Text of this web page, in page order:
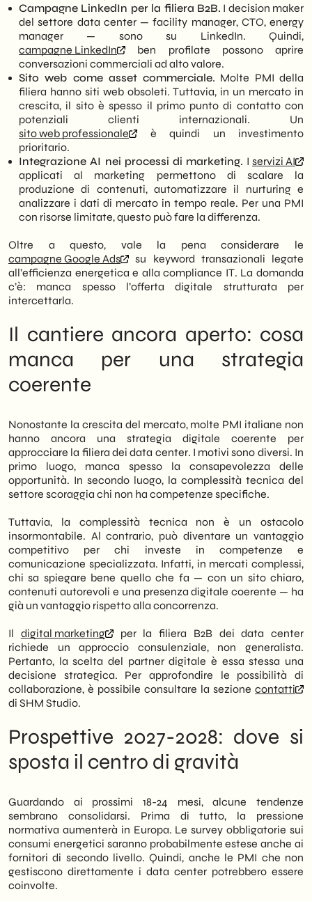
Campagne LinkedIn per la filiera B2B. I decision maker
del settore data center — facility manager, CTO, energy
manager — sono su LinkedIn. Quindi,
campagne LinkedIn
ben profilate possono aprire
conversazioni commerciali ad alto valore.
Sito web come asset commerciale. Molte PMI della
filiera hanno siti web obsoleti. Tuttavia, in un mercato in
crescita, il sito è spesso il primo punto di contatto con
potenziali clienti internazionali. Un
sito web professionale
è quindi un investimento
prioritario.
Integrazione AI nei processi di marketing. Iservizi AI
applicati al marketing permettono di scalare la
produzione di contenuti, automatizzare il nurturing e
analizzare i dati di mercato in tempo reale. Per una PMI
con risorse limitate, questo può fare la differenza.
Oltre a questo, vale la pena considerare le
campagne Google Ads
su keyword transazionali legate
all’efficienza energetica e alla compliance IT. La domanda
c’è: manca spesso l’offerta digitale strutturata per
intercettarla.
Il cantiere ancora aperto: cosa
manca per una strategia
coerente
Nonostante la crescita del mercato, molte PMI italiane non
hanno ancora una strategia digitale coerente per
approcciare la filiera dei data center. I motivi sono diversi. In
primo luogo, manca spesso la consapevolezza delle
opportunità. In secondo luogo, la complessità tecnica del
settore scoraggia chi non ha competenze specifiche.
Tuttavia, la complessità tecnica non è un ostacolo
insormontabile. Al contrario, può diventare un vantaggio
competitivo per chi investe in competenze e
comunicazione specializzata. Infatti, in mercati complessi,
chi sa spiegare bene quello che fa — con un sito chiaro,
contenuti autorevoli e una presenza digitale coerente — ha
già un vantaggio rispetto alla concorrenza.
Il digital marketing
per la filiera B2B dei data center
richiede un approccio consulenziale, non generalista.
Pertanto, la scelta del partner digitale è essa stessa una
decisione strategica. Per approfondire le possibilità di
collaborazione, è possibile consultare la sezione contatti
di SHM Studio.
Prospettive 2027-2028: dove si
sposta il centro di gravità
Guardando ai prossimi 18-24 mesi, alcune tendenze
sembrano consolidarsi. Prima di tutto, la pressione
normativa aumenterà in Europa. Le survey obbligatorie sui
consumi energetici saranno probabilmente estese anche ai
fornitori di secondo livello. Quindi, anche le PMI che non
gestiscono direttamente i data center potrebbero essere
coinvolte.